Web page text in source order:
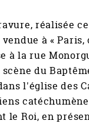
réalisée
vendue à «
à la rue
du
l'église des
le Roi, en